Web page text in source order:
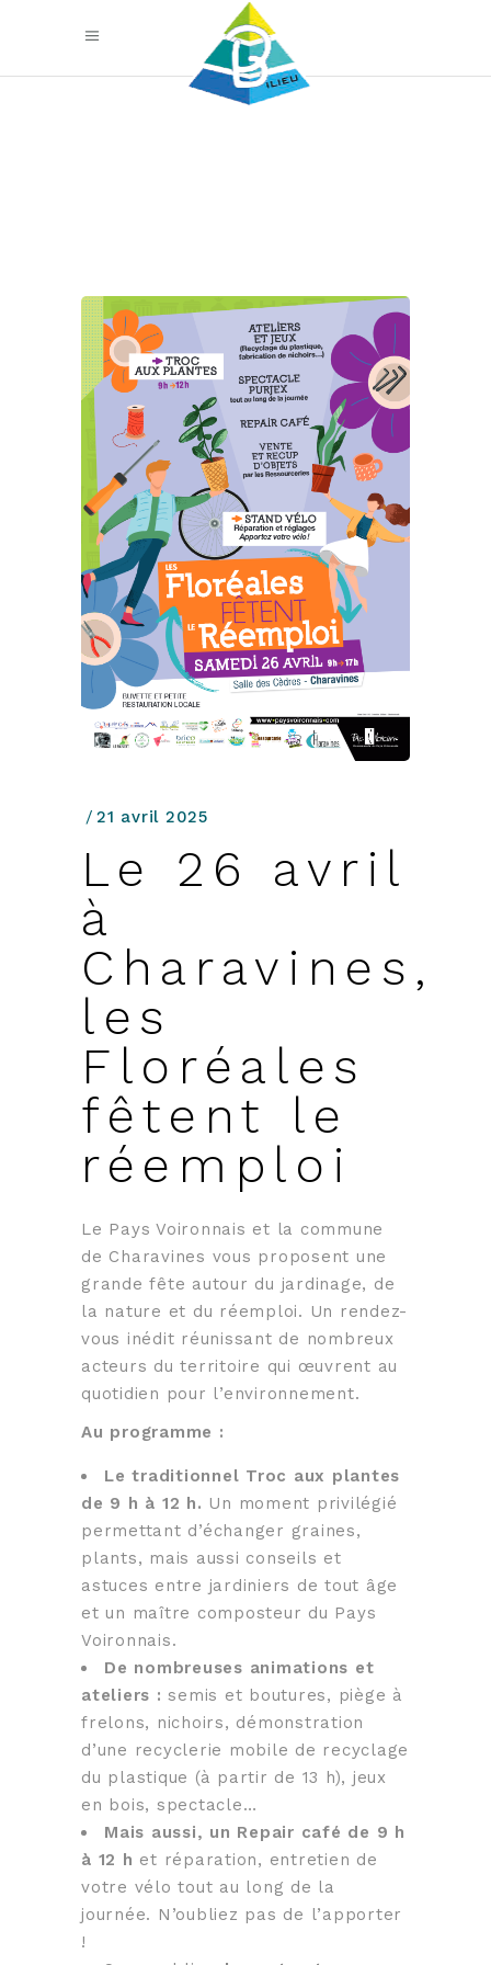
21 avril 2025
Le 26 avril
à
Charavines,
les
Floréales
fêtent le
réemploi
Le Pays Voironnais et la commune
de Charavines vous proposent une
grande fête autour du jardinage, de
la nature et du réemploi. Un rendez-
vous inédit réunissant de nombreux
acteurs du territoire qui œuvrent au
quotidien pour l’environnement.
Au programme :
Le traditionnel Troc aux plantes
de 9 h à 12 h. Un moment privilégié
permettant d’échanger graines,
plants, mais aussi conseils et
astuces entre jardiniers de tout âge
et un maître composteur du Pays
Voironnais.
De nombreuses animations et
ateliers :semis et boutures, piège à
frelons, nichoirs, démonstration
d’une recyclerie mobile de recyclage
du plastique (à partir de 13 h), jeux
en bois, spectacle…
Mais aussi, un Repair café de 9 h
à 12 h et réparation, entretien de
votre vélo tout au long de la
journée. N’oubliez pas de l’apporter
!